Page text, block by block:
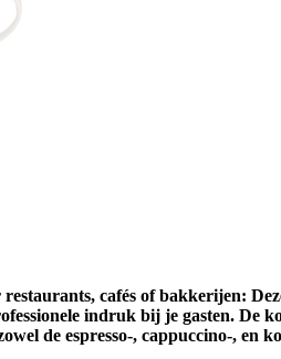
cafés of bakkerijen:
indruk bij je gasten. De
de espresso-, cappuccino-, en